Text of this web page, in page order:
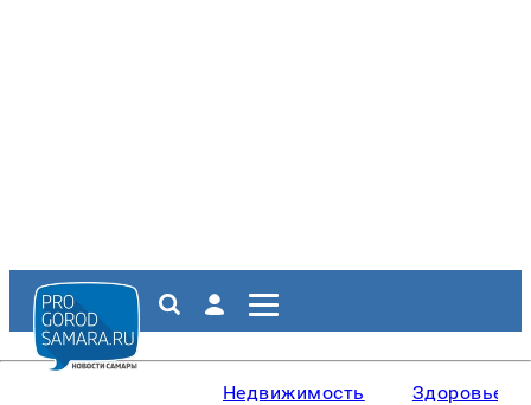
Недвижимость Здоровье